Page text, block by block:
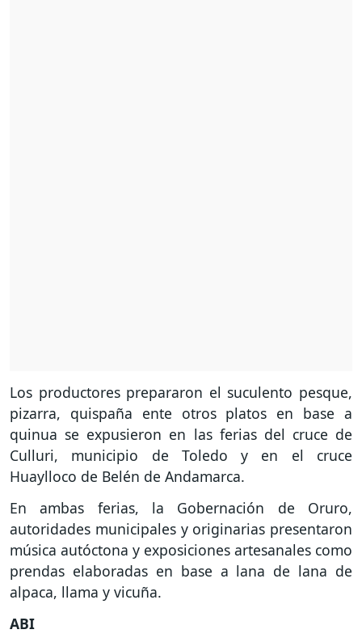
Los productores prepararon el suculento pesque,
pizarra, quispaña ente otros platos en base a
quinua se expusieron en las ferias del cruce de
Culluri, municipio de Toledo y en el cruce
Huaylloco de Belén de Andamarca.
En ambas ferias, la Gobernación de Oruro,
autoridades municipales y originarias presentaron
música autóctona y exposiciones artesanales como
prendas elaboradas en base a lana de lana de
alpaca, llama y vicuña.
ABI